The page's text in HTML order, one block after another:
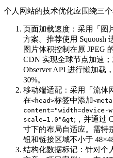
个人网站的技术优化应围绕三个
页面加载速度：采用「图
方案。推荐使用 Squoosh
图片体积控制在原 JPEG
CDN 实现全球节点加速；
Observer API 进行懒加载
30%。
移动端适配：采用「流体
在<head>标签中添加
scale=1.0"&gt;，并通过
寸下的布局自适应。需特
钮和链接区域不小于
结构化数据标记：针对个